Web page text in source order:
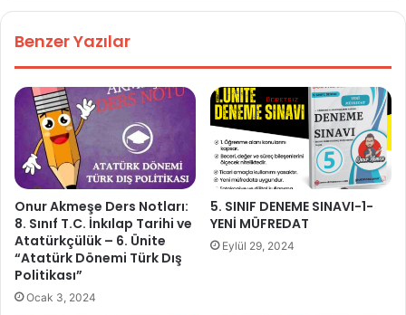
Benzer Yazılar
Onur Akmeşe Ders Notları:
8. Sınıf T.C. İnkılap Tarihi ve
Atatürkçülük – 6. Ünite
“Atatürk Dönemi Türk Dış
Politikası”
Ocak 3, 2024
5. SINIF DENEME SINAVI-1-
YENİ MÜFREDAT
Eylül 29, 2024